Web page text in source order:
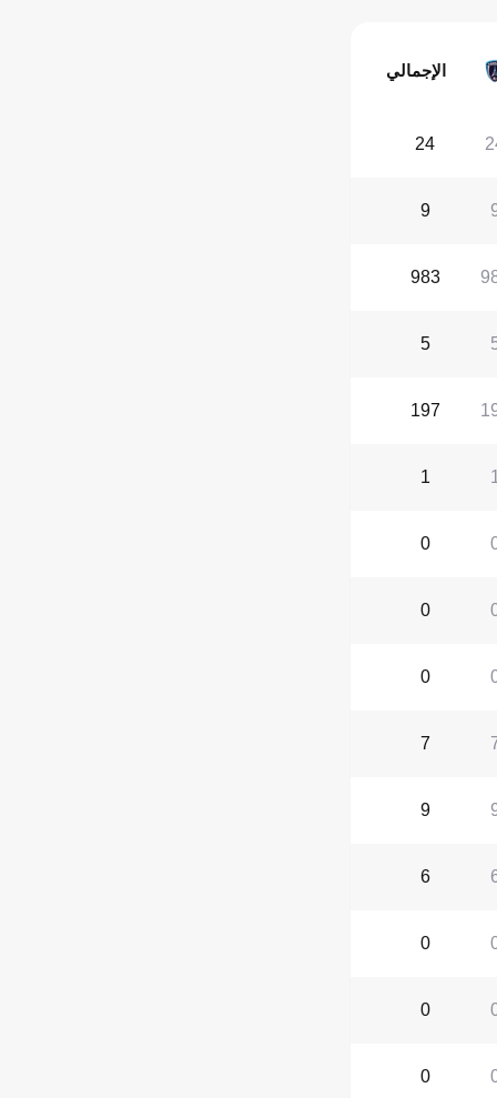
الإجمالي
24
9
983
5
197
1
1
0
0
0
7
9
6
0
0
0